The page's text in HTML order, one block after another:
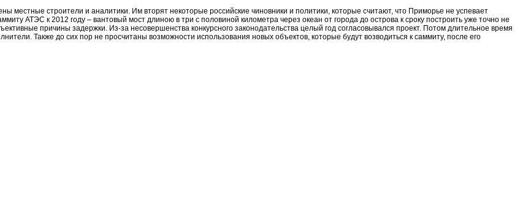
местные строители и аналитики. Им вторят некоторые российские чиновники и политики, которые считают, что Приморье не успевает
АТЭС к 2012 году – вантовый мост длиною в три с половиной километра через океан от города до острова к сроку построить уже точно не
причины задержки. Из-за несовершенства конкурсного законодательства целый год согласовывался проект. Потом длительное время
Также до сих пор не просчитаны возможности использования новых объектов, которые будут возводиться к саммиту, после его